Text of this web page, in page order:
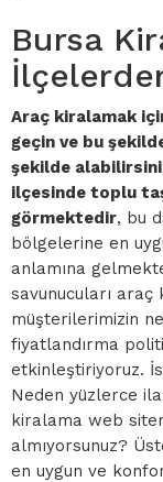
Bursa
Araç kiralamak
geçin ve bu
şekilde
ilçesinde toplu
görmektedir, bu
bölgelerine en
anlamına
savunucuları
müşterilerimizin
fiyatlandırma
etkinleştiriyoruz.
Neden yüzlerce
kiralama web
almıyorsunuz?
en uygun ve